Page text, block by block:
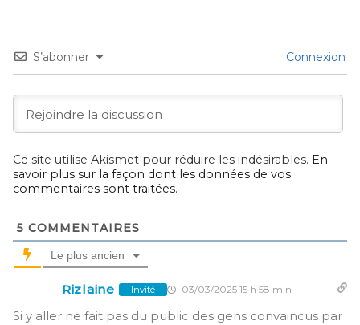
S’abonner Connexion
Ce site utilise Akismet pour réduire les indésirables. En
savoir plus sur la façon dont les données de vos
commentaires sont traitées.
5 COMMENTAIRES
Le plus ancien
Rizlaine Invité 03/03/2025 15 h 58 min
Si y aller ne fait pas du public des gens convaincus par